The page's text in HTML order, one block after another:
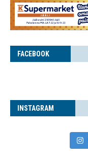
FACE­BOOK
INS­TA­GRAM